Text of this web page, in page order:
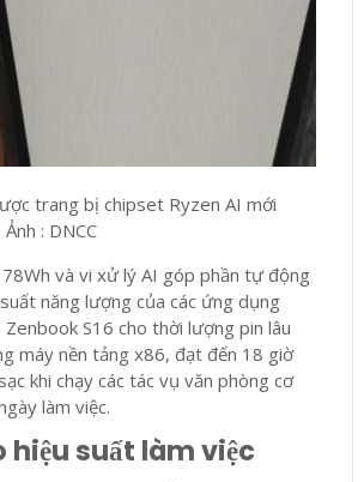
trang bị chipset Ryzen AI mới
: DNCC
và vi xử lý AI góp phần tự động
năng lượng của các ứng dụng
S16 cho thời lượng pin lâu
máy nền tảng x86, đạt đến 18 giờ
khi chạy các tác vụ văn phòng cơ
làm việc.
hiệu suất làm việc